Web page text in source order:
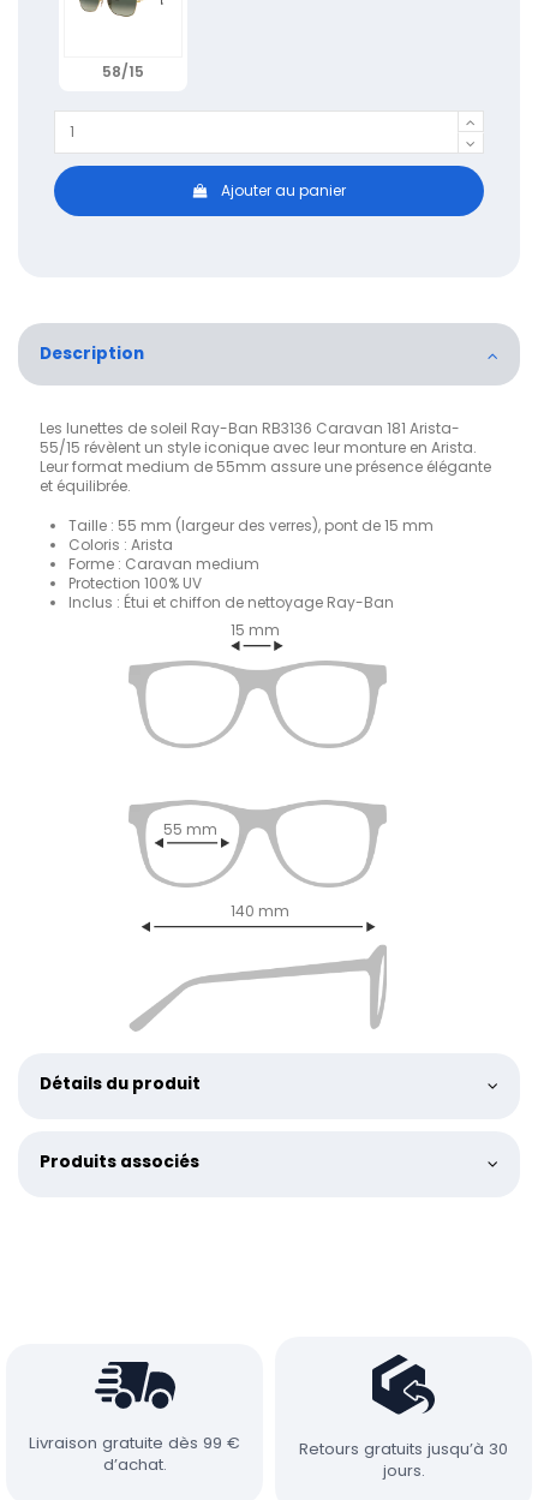
58/15
Ajouter au panier
Description
Les lunettes de soleil Ray-Ban RB3136 Caravan 181 Arista-
55/15 révèlent un style iconique avec leur monture en Arista.
Leur format medium de 55mm assure une présence élégante
et équilibrée.
Taille : 55 mm (largeur des verres), pont de 15 mm
Coloris : Arista
Forme : Caravan medium
Protection 100% UV
Inclus : Étui et chiffon de nettoyage Ray-Ban
15 mm
55 mm
140 mm
Détails du produit
Produits associés
Livraison gratuite dès 99 €
d’achat.
Retours gratuits jusqu’à 30
jours.